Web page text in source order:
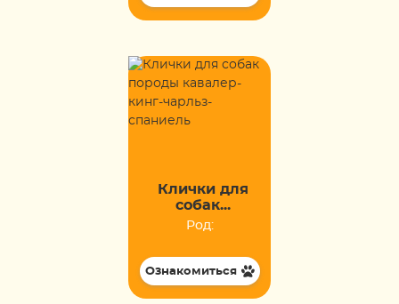
Клички для
собак...
Род:
Ознакомиться